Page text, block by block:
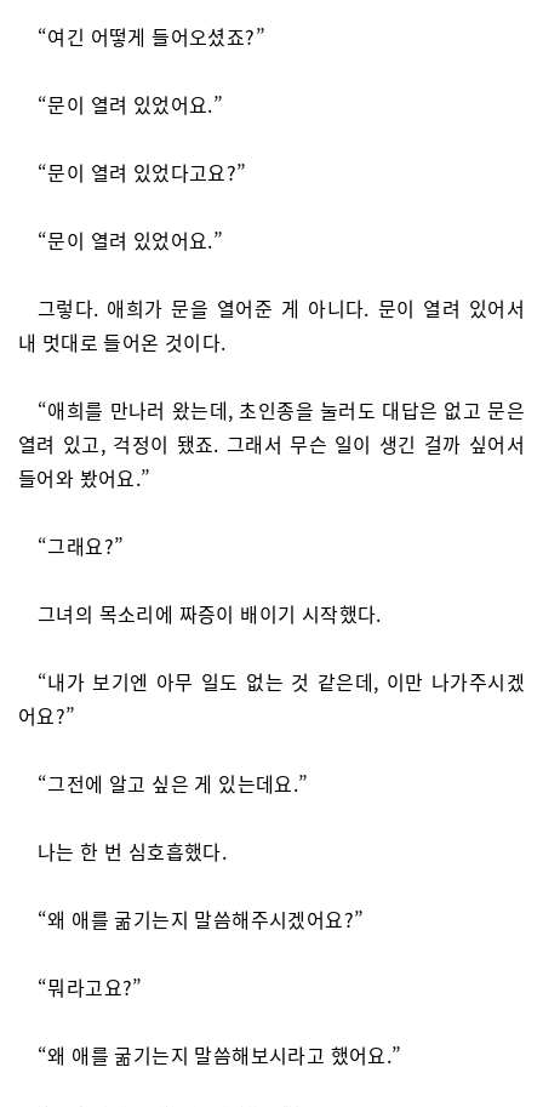
“여긴 어떻게 들어오셨죠?”
“문이 열려 있었어요.”
“문이 열려 있었다고요?”
“문이 열려 있었어요.”
그렇다. 애희가 문을 열어준 게 아니다. 문이 열려 있어서
내 멋대로 들어온 것이다.
“애희를 만나러 왔는데, 초인종을 눌러도 대답은 없고 문은
열려 있고, 걱정이 됐죠. 그래서 무슨 일이 생긴 걸까 싶어서
들어와 봤어요.”
“그래요?”
그녀의 목소리에 짜증이 배이기 시작했다.
“내가 보기엔 아무 일도 없는 것 같은데, 이만 나가주시겠
어요?”
“그전에 알고 싶은 게 있는데요.”
나는 한 번 심호흡했다.
“왜 애를 굶기는지 말씀해주시겠어요?”
“뭐라고요?”
“왜 애를 굶기는지 말씀해보시라고 했어요.”